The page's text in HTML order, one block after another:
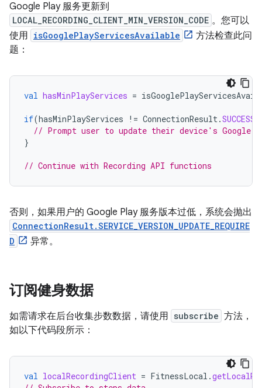
Google Play 服务更新到
LOCAL_RECORDING_CLIENT_MIN_VERSION_CODE 。您可以
使用 isGooglePlayServicesAvailable
方法检查此问
题：
val hasMinPlayServices =
if(hasMinPlayServices != ConnectionResult.SUCCESS
// Prompt user to update their device's Google
}
// Continue with Recording API functions
否则，如果用户的 Google Play 服务版本过低，系统会抛出
ConnectionResult.SERVICE_VERSION_UPDATE_REQUIRE
D
异常。
订阅健身数据
如需请求在后台收集步数数据，请使用 subscribe 方法，
如以下代码段所示：
val localRecordingClient = FitnessLocal .